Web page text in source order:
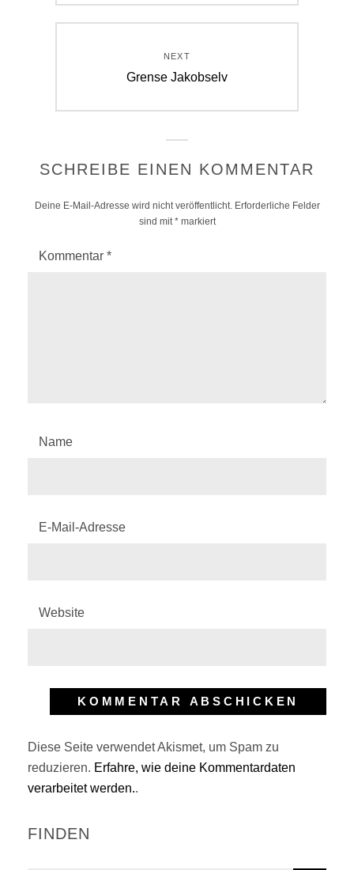
NEXT
Next
Grense Jakobselv
SCHREIBE EINEN KOMMENTAR
Deine E-Mail-Adresse wird nicht veröffentlicht. Erforderliche Felder
sind mit*markiert
Kommentar *
Name
E-Mail-Adresse
Website
Diese Seite verwendet Akismet, um Spam zu
reduzieren. Erfahre, wie deine Kommentardaten
verarbeitet werden..
FINDEN